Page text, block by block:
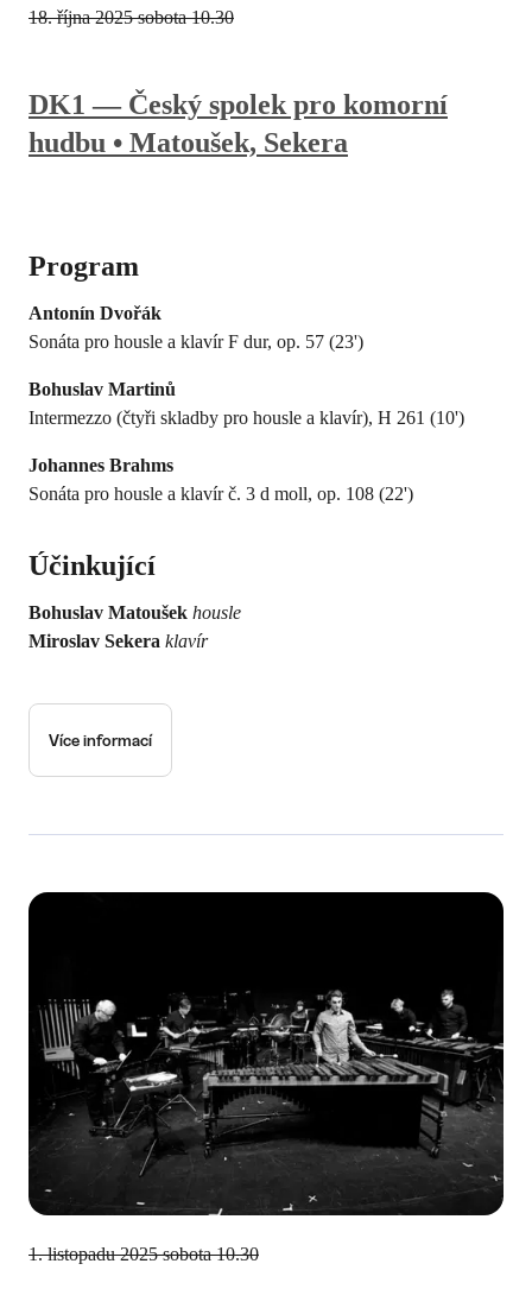
DK1 — Český spolek pro komorní
hudbu • Matoušek, Sekera
Program
Antonín Dvořák
Sonáta pro housle a klavír F dur, op. 57 (23')
Bohuslav Martinů
Intermezzo (čtyři skladby pro housle a klavír), H 261 (10')
Johannes Brahms
Sonáta pro housle a klavír č. 3 d moll, op. 108 (22')
Účinkující
Bohuslav Matoušek housle
Miroslav Sekera klavír
18. října 2025 sobota 10.30
Více informací
1. listopadu 2025 sobota 10.30